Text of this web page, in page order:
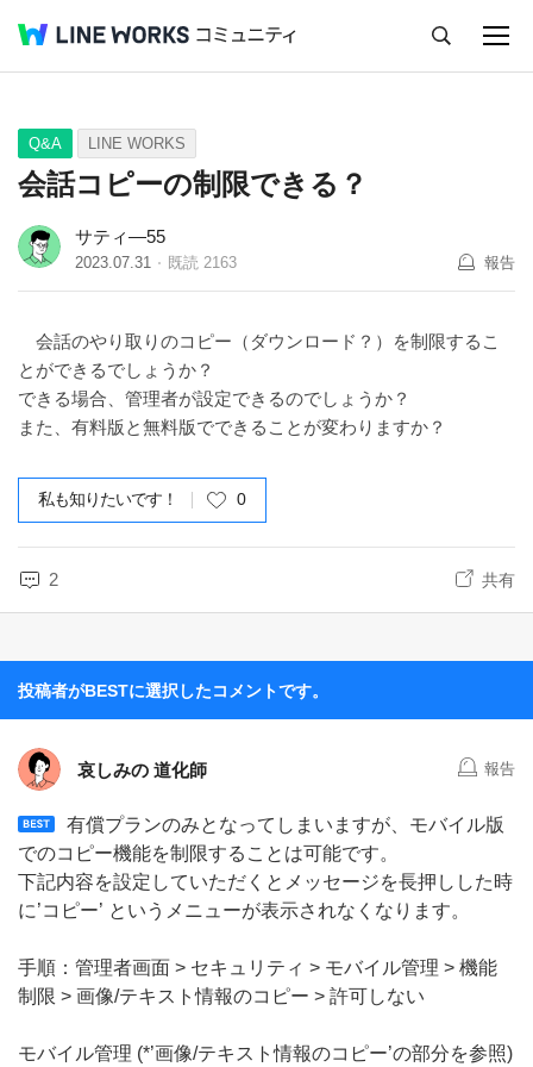
Q&A Tips Ideas
Q&A LINE WORKS
会話コピーの制限できる？
サティ―55
2023.07.31 既読 2163 報告
会話のやり取りのコピー（ダウンロード？）を制限するこ
とができるでしょうか？
できる場合、管理者が設定できるのでしょうか？
また、有料版と無料版でできることが変わりますか？
私も知りたいです！ 0
2 共有
投稿者がBESTに選択したコメントです。
哀しみの 道化師 報告
有償プランのみとなってしまいますが、モバイル版
でのコピー機能を制限することは可能です。
下記内容を設定していただくとメッセージを長押しした時
に’コピー’ というメニューが表示されなくなります。
手順：管理者画面 > セキュリティ > モバイル管理 > 機能
制限 > 画像/テキスト情報のコピー > 許可しない
モバイル管理 (*’画像/テキスト情報のコピー’の部分を参照)